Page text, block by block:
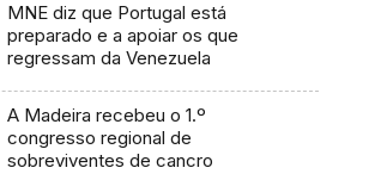
MNE diz que Portugal está
preparado e a apoiar os que
regressam da Venezuela
A Madeira recebeu o 1.º
congresso regional de
sobreviventes de cancro